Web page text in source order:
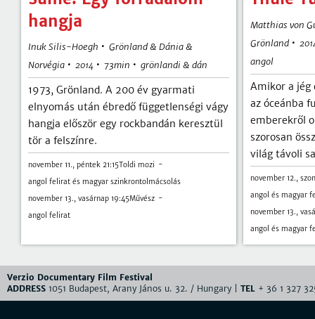
hangja
Inuk Silis-Hoegh • Grönland & Dánia &
Norvégia • 2014 • 73min • grönlandi & dán
1973, Grönland. A 200 év gyarmati
elnyomás után ébredő függetlenségi vágy
hangja először egy rockbandán keresztül
tör a felszínre.
november 11., péntek 21:15Toldi mozi
angol felirat és magyar szinkrontolmácsolás
november 13., vasárnap 19:45Művész
angol felirat
Matthias von
Grönland •
angol
Amikor a jég
az óceánba
emberekről
szorosan
világ távoli
november 12.,
angol és magyar
november 13.,
angol és magyar
Verzio Documentary Film Festival
ADDRESS 1051 Budapest, Arany János u. 32. / Hungary | TEL + 36 1 327